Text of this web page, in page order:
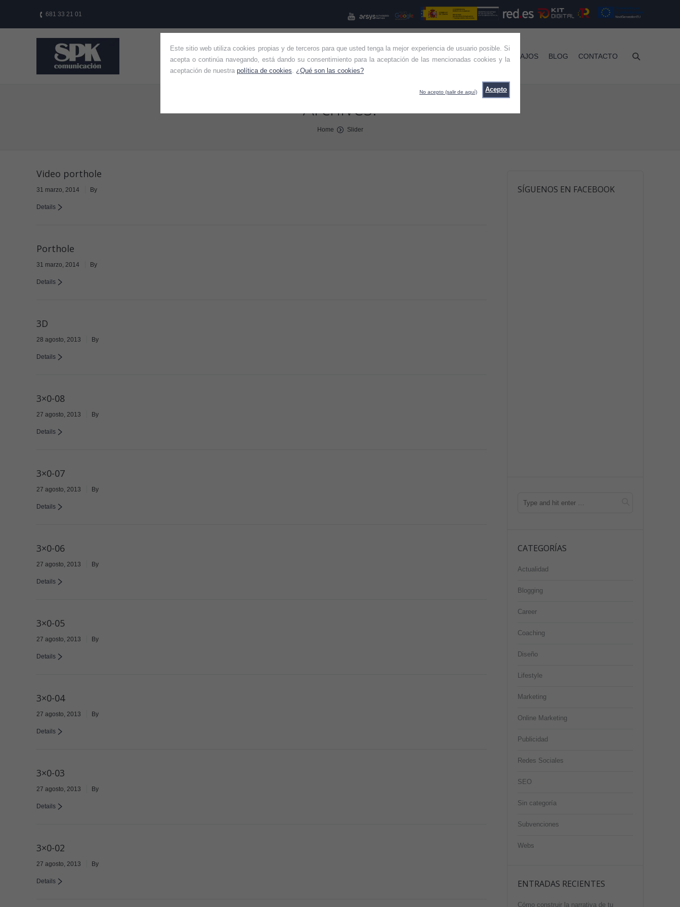
Este sitio web utiliza cookies propias y de terceros para que usted tenga la mejor experiencia de usuario posible. Si
acepta o continúa navegando, está dando su consentimiento para la aceptación de las mencionadas cookies y la
aceptación de nuestra política de cookies ¿Qué son las cookies?
Acepto
No acepto (salir de aquí)
681 33 21 01
HOME QUIÉNES SOMOS KIT CONSULTING KIT DIGITAL OTROS SERVICIOS TRABAJOS BLOG CONTACTO
Archives:
Home Slider
Video porthole
31 marzo, 2014 By
Details
Porthole
31 marzo, 2014 By
Details
3D
28 agosto, 2013 By
Details
3×0-08
27 agosto, 2013 By
Details
3×0-07
27 agosto, 2013 By
Details
3×0-06
27 agosto, 2013 By
Details
3×0-05
27 agosto, 2013 By
Details
3×0-04
27 agosto, 2013 By
Details
3×0-03
27 agosto, 2013 By
Details
3×0-02
27 agosto, 2013 By
Details
SÍGUENOS EN FACEBOOK
CATEGORÍAS
Actualidad
Blogging
Career
Coaching
Diseño
Lifestyle
Marketing
Online Marketing
Publicidad
Redes Sociales
SEO
Sin categoría
Subvenciones
Webs
ENTRADAS RECIENTES
Cómo construir la narrativa de tu